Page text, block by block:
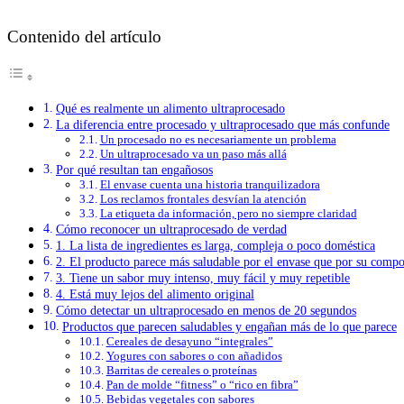
Contenido del artículo
Qué es realmente un alimento ultraprocesado
La diferencia entre procesado y ultraprocesado que más confunde
Un procesado no es necesariamente un problema
Un ultraprocesado va un paso más allá
Por qué resultan tan engañosos
El envase cuenta una historia tranquilizadora
Los reclamos frontales desvían la atención
La etiqueta da información, pero no siempre claridad
Cómo reconocer un ultraprocesado de verdad
1. La lista de ingredientes es larga, compleja o poco doméstica
2. El producto parece más saludable por el envase que por su
3. Tiene un sabor muy intenso, muy fácil y muy repetible
4. Está muy lejos del alimento original
Cómo detectar un ultraprocesado en menos de 20 segundos
Productos que parecen saludables y engañan más de lo que parece
Cereales de desayuno “integrales”
Yogures con sabores o con añadidos
Barritas de cereales o proteínas
Pan de molde “fitness” o “rico en fibra”
Bebidas vegetales con sabores